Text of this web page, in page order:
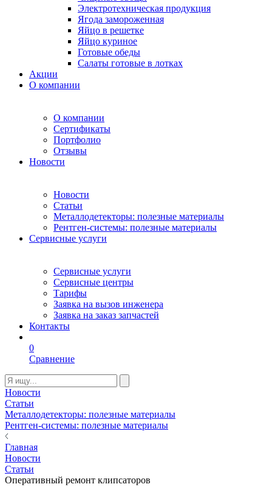
Электротехническая продукция
Ягода замороженная
Яйцо в решетке
Яйцо куриное
Готовые обеды
Салаты готовые в лотках
Акции
О компании
О компании
Сертификаты
Портфолио
Отзывы
Новости
Новости
Статьи
Металлодетекторы: полезные материалы
Рентген-системы: полезные материалы
Сервисные услуги
Сервисные услуги
Сервисные центры
Тарифы
Заявка на вызов инженера
Заявка на заказ запчастей
Контакты
0
Сравнение
Новости
Статьи
Металлодетекторы: полезные материалы
Рентген-системы: полезные материалы
Главная
Новости
Статьи
Оперативный ремонт клипсаторов